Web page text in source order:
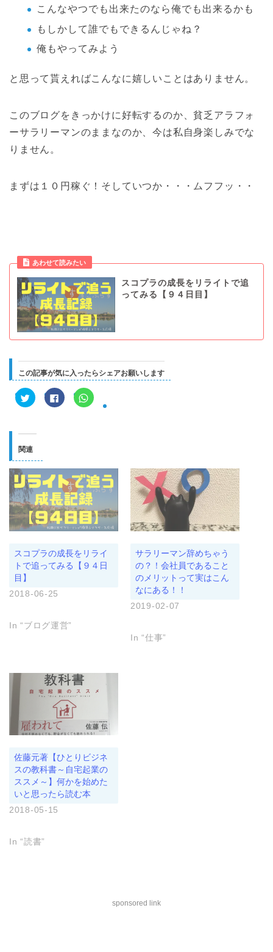
こんなやつでも出来たのなら俺でも出来るかも
もしかして誰でもできるんじゃね？
俺もやってみよう
と思って貰えればこんなに嬉しいことはありません。
このブログをきっかけに好転するのか、貧乏アラフォ
ーサラリーマンのままなのか、今は私自身楽しみでな
りません。
まずは１０円稼ぐ！そしていつか・・・ムフフッ・・
あわせて読みたい
スコプラの成長をリライトで追
ってみる【９４日目】
この記事が気に入ったらシェアお願いします
ク
リ
て
w
i
t
t
e
r
で
共
有
(
新
し
い
ィ
ン
ド
ウ
き
F
a
有
す
る
に
は
ク
リ
ッ
ク
し
く
だ
さ
い
ン
ド
す
)
ク
リ
s
A
p
p
で
共
有
(
新
し
ウ
ィ
ン
ド
関連
スコプラの成長をリライ
トで追ってみる【９４日
目】
2018-06-25
In “ブログ運営”
サラリーマン辞めちゃう
の？！会社員であること
のメリットって実はこん
なにある！！
2019-02-07
In “仕事”
佐藤元著【ひとりビジネ
スの教科書～自宅起業の
ススメ～】何かを始めた
いと思ったら読む本
2018-05-15
In “読書”
sponsored link